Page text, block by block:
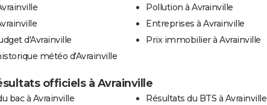
d'Avrainville
météo d'Avrainville
Pollution à Avrainville
Entreprises à Avrainville
Prix immobilier à Avrainville
officiels à Avrainville
bac à Avrainville
Résultats du BTS à Avrainville